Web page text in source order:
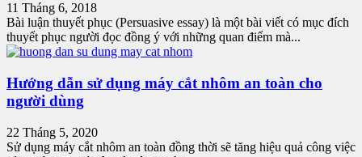
11 Tháng 6, 2018
Bài luận thuyết phục (Persuasive essay) là một bài viết có mục đích
thuyết phục người đọc đồng ý với những quan điểm mà...
Hướng dẫn sử dụng máy cắt nhôm an toàn cho
người dùng
22 Tháng 5, 2020
Sử dụng máy cắt nhôm an toàn đồng thời sẽ tăng hiệu quả công việc